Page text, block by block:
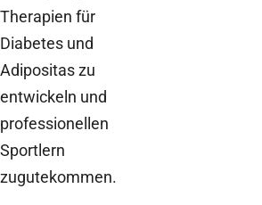
Therapien für
Diabetes und
Adipositas zu
entwickeln und
professionellen
Sportlern
zugutekommen.